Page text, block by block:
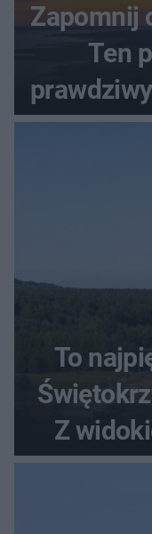
Zapomnij
Ten
To
Z
szczyt